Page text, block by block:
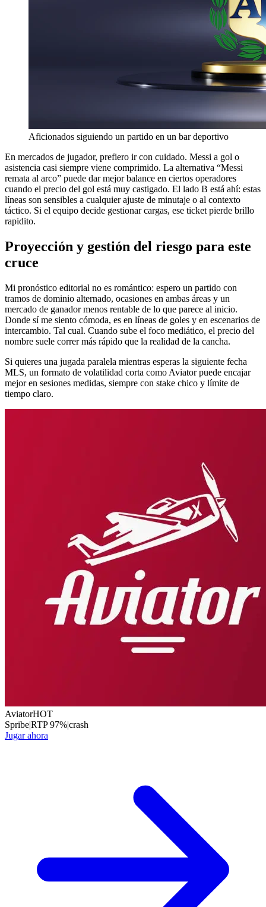
Aficionados siguiendo un partido en un bar deportivo
En mercados de jugador, prefiero ir con cuidado. Messi a gol o
asistencia casi siempre viene comprimido. La alternativa “Messi
remata al arco” puede dar mejor balance en ciertos operadores
cuando el precio del gol está muy castigado. El lado B está ahí: estas
líneas son sensibles a cualquier ajuste de minutaje o al contexto
táctico. Si el equipo decide gestionar cargas, ese ticket pierde brillo
rapidito.
Proyección y gestión del riesgo para este
cruce
Mi pronóstico editorial no es romántico: espero un partido con
tramos de dominio alternado, ocasiones en ambas áreas y un
mercado de ganador menos rentable de lo que parece al inicio.
Donde sí me siento cómoda, es en líneas de goles y en escenarios de
intercambio. Tal cual. Cuando sube el foco mediático, el precio del
nombre suele correr más rápido que la realidad de la cancha.
Si quieres una jugada paralela mientras esperas la siguiente fecha
MLS, un formato de volatilidad corta como Aviator puede encajar
mejor en sesiones medidas, siempre con stake chico y límite de
tiempo claro.
AviatorHOT
Spribe|RTP97%|crash
Jugar ahora